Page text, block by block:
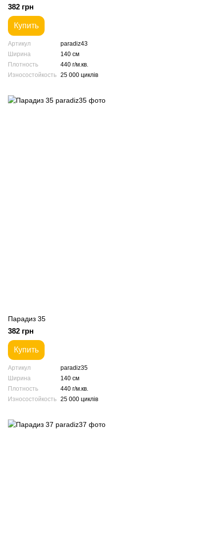
382 грн
Купить
Артикул
paradiz43
Ширина
140 см
Плотность
440 г/м.кв.
Износостойкость 25 000 циклів
Парадиз 35
382 грн
Купить
Артикул
paradiz35
Ширина
140 см
Плотность
440 г/м.кв.
Износостойкость 25 000 циклів